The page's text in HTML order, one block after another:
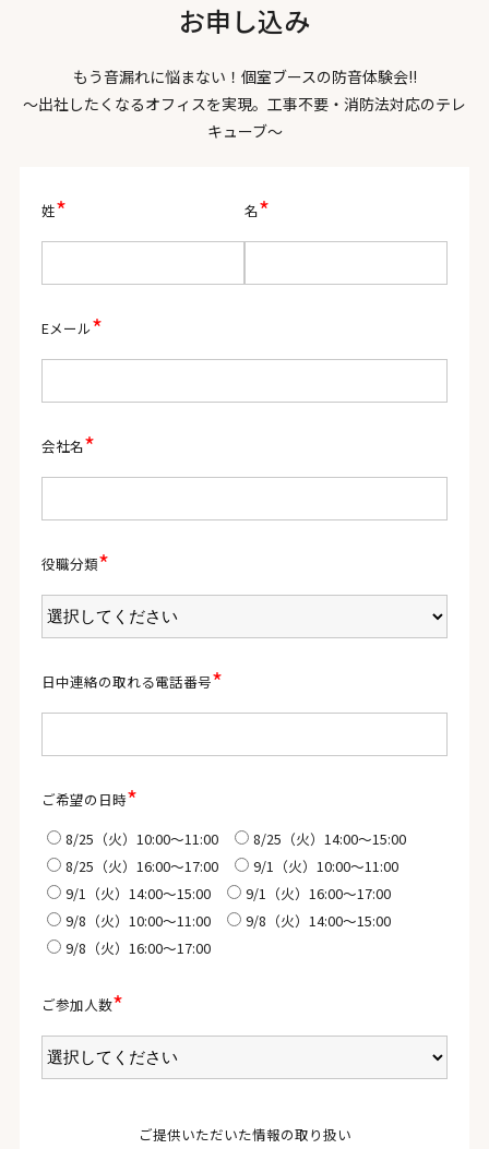
お申し込み
もう音漏れに悩まない！個室ブースの防音体験会!!
～出社したくなるオフィスを実現。工事不要・消防法対応のテレ
キューブ～
姓* 名*
Eメール*
会社名*
役職分類*
日中連絡の取れる電話番号*
ご希望の日時*
8/25（火）10:00〜11:00
8/25（火）14:00〜15:00
8/25（火）16:00〜17:00
9/1（火）10:00〜11:00
9/1（火）14:00〜15:00
9/1（火）16:00〜17:00
9/8（火）10:00〜11:00
9/8（火）14:00〜15:00
9/8（火）16:00〜17:00
ご参加人数*
ご提供いただいた情報の取り扱い